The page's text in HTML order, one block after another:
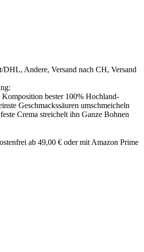
DHL, Andere, Versand nach CH, Versand
bester 100% Hochland-
Geschmackssäuren umschmeicheln
Crema streichelt ihn Ganze Bohnen
ab 49,00 € oder mit Amazon Prime